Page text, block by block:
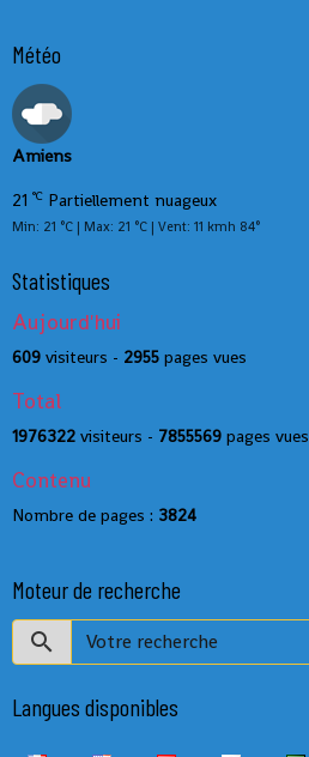
Météo
Amiens
21 °C Partiellement nuageux
Min: 21 °C | Max: 21 °C | Vent: 11 kmh 84°
Statistiques
Aujourd'hui
609 visiteurs - 2955 pages vues
Total
1976322 visiteurs - 7855569 pages vues
Contenu
Nombre de pages : 3824
Moteur de recherche
Langues disponibles